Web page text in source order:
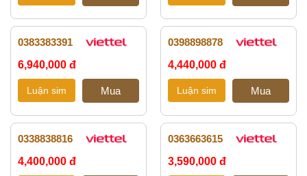
0383383391
6,940,000 đ
0398898878
4,440,000 đ
0338838816
4,400,000 đ
0363663615
3,590,000 đ